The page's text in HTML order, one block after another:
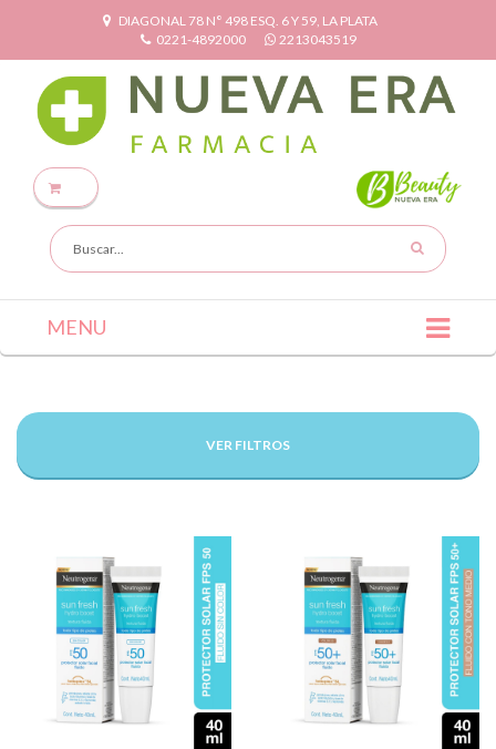
DIAGONAL 78 N° 498 ESQ. 6 Y 59, LA PLATA
0221-4892000
2213043519
MENU
VER FILTROS